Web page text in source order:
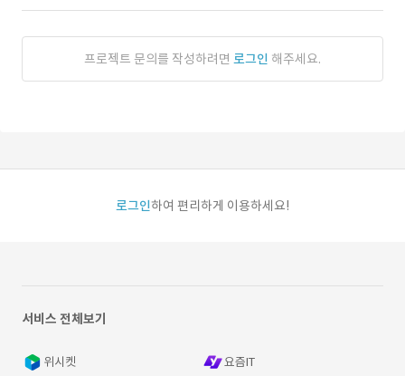
프로젝트 문의를 작성하려면 로그인 해주세요.
로그인하여 편리하게 이용하세요!
서비스 전체보기
위시켓 요즘IT